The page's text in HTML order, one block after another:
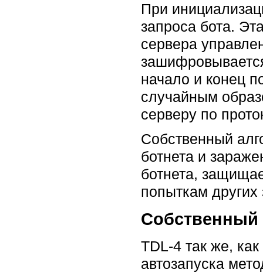
При
запроса бота.
сервера
начало и конец
случайным
серверу по
Собственный
ботнета и
ботнета,
попыткам
Собственный
TDL-4 так же,
автозапуска